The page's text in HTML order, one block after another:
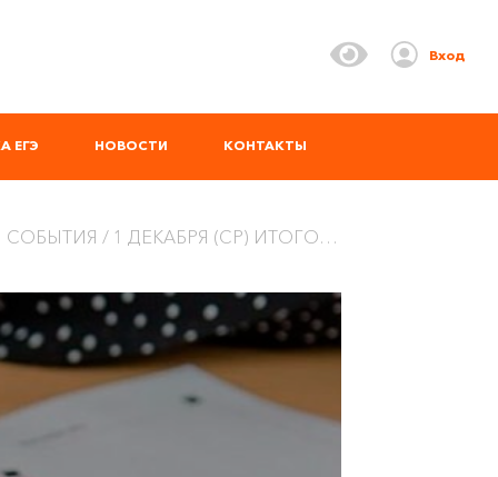
Вход
ЕГЭ НОВОСТИ КОНТАКТЫ
1 ДЕКАБРЯ (СР) ИТОГОВОЕ СОЧИНЕНИЕ ДЛЯ 15-20 ГРУПП